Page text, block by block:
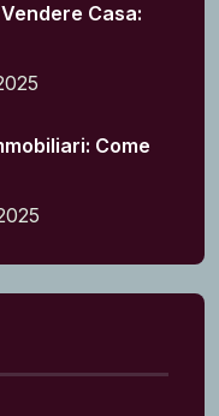
Casa:
Come